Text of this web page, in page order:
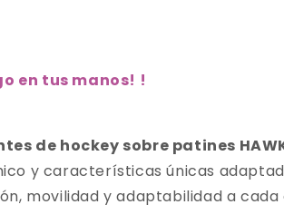
en tus manos! !
de hockey sobre patines
y características únicas
movilidad y adaptabilidad a cada